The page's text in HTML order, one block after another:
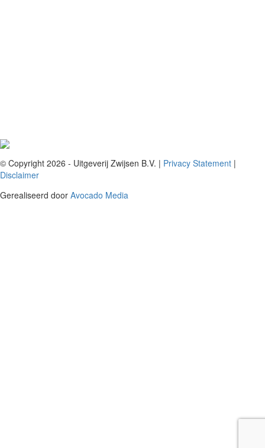
© Copyright 2026 - Uitgeverij Zwijsen B.V. | Privacy Statement |
Disclaimer
Gerealiseerd door Avocado Media